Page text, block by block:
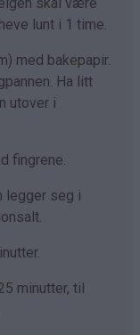
lunt i 1 time.
med bakepapir.
Ha litt
utover i
fingrene.
legger seg i
minutter, til